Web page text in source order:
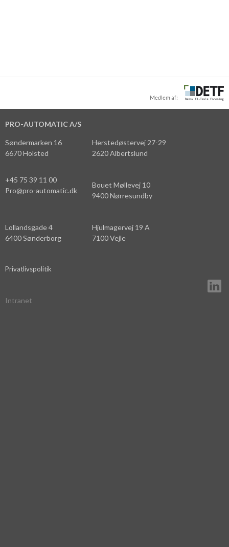
PRO-AUTOMATIC A/S
Søndermarken 16
6670 Holsted
+45 75 39 11 00
Pro@pro-automatic.dk
Herstedøstervej 27-29
2620 Albertslund
Bouet Møllevej 10
9400 Nørresundby
Lollandsgade 4
6400 Sønderborg
Hjulmagervej 19 A
7100 Vejle
Privatlivspolitik
Intranet